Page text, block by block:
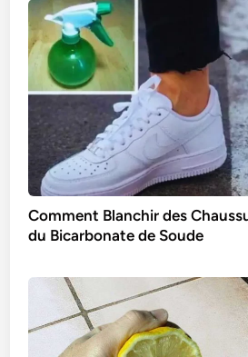
Comment Blanchir des
du Bicarbonate de Soude